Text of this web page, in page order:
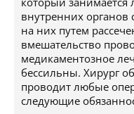
внутренних
на них путем
вмешательство
медикаментозное
бессильны. Хирург
проводит любые
следующие